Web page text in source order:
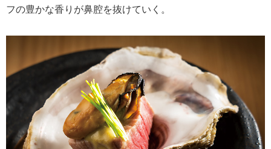
フの豊かな香りが鼻腔を抜けていく。